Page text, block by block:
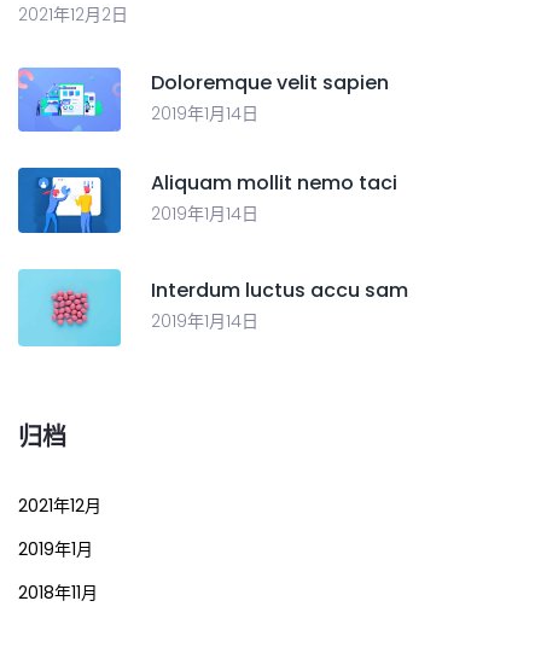
2021年12月2日
Doloremque velit sapien
2019年1月14日
Aliquam mollit nemo taci
2019年1月14日
Interdum luctus accu sam
2019年1月14日
归档
2021年12月
2019年1月
2018年11月